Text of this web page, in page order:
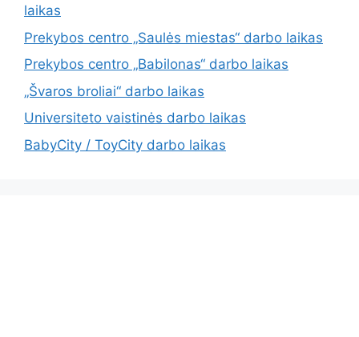
laikas
Prekybos centro „Saulės miestas“ darbo laikas
Prekybos centro „Babilonas“ darbo laikas
„Švaros broliai“ darbo laikas
Universiteto vaistinės darbo laikas
BabyCity / ToyCity darbo laikas